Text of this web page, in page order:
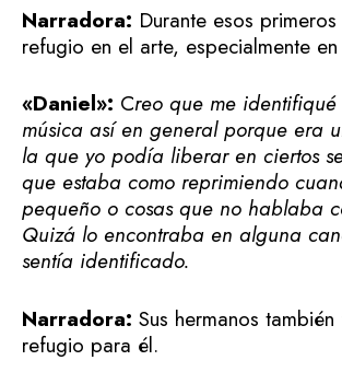
Narradora: Durante esos
refugio en el arte, especialmente
«Daniel»: Creo que me
música así en general porque era
la que yo podía liberar en ciertos
que estaba como reprimiendo
pequeño o cosas que no hablaba
Quizá lo encontraba en alguna
sentía identificado.
Narradora: Sus hermanos
refugio para él.